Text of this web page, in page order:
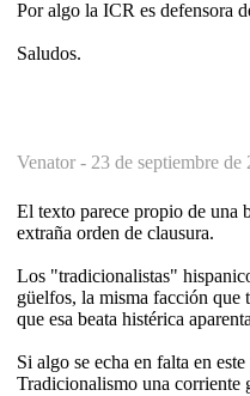
Por algo la ICR es defensora
Saludos.
Venator - 23 de septiembre
El texto parece propio de una
extraña orden de clausura.
Los "tradicionalistas"
güelfos, la misma facción que
que esa beata histérica
Si algo se echa en falta en
Tradicionalismo una corriente